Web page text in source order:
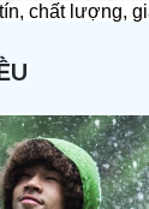
chất lượng,